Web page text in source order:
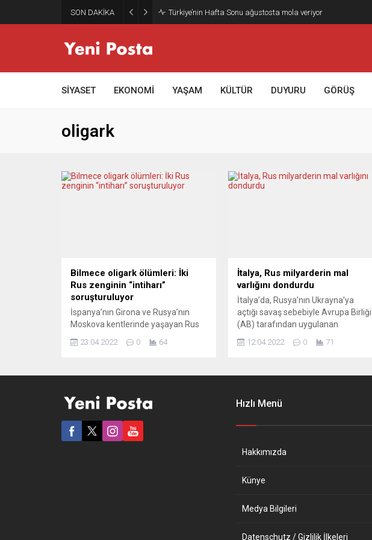
SON DAKİKA Türkiye’nin Hafta Sonu ağustosta mola veriyor
SİYASET EKONOMİ YAŞAM KÜLTÜR DUYURU GÖRÜŞ
oligark
Bilmece oligark ölümleri: İki
Rus zenginin “intiharı”
soruşturuluyor
İspanya’nın Girona ve Rusya’nın
Moskova kentlerinde yaşayan Rus
oligarklar Sergey Protosenya ve
Vladislav Avayev’in, 20 Nisan’da ilk
oligarkın, aynı gün önce aile
üyelerini öldürüp daha sonra intihar
etmelerinin araştırıldığı kaydedildi.
Polis kaynaklarına dayandırılarak
23.04.2022 0 64
İtalya, Rus milyarderin mal
varlığını dondurdu
İtalya’da, Rusya’nın Ukrayna’ya
açtığı savaş sebebiyle Avrupa Birliği
(AB) tarafından uygulanan
yaptırımlar çerçevesinde Rus
milyarder Dmitry Arkadievich
İtalya Mali Polisi’nden (Guardia di
12.04.2022 0 71
Hızlı Menü
Hakkımızda
Künye
Medya Bilgileri
Datenschutz / Gizlilik İlkeleri